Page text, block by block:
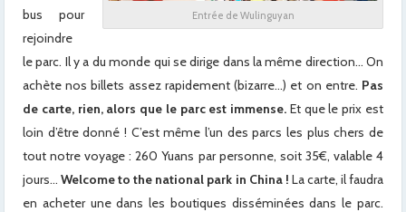
Entrée de Wulinguyan
bus pour
rejoindre
le parc. Il y a du monde qui se dirige dans la même direction… On
achète nos billets assez rapidement (bizarre…) et on entre. Pas
de carte, rien, alors que le parc est immense. Et que le prix est
loin d’être donné ! C’est même l’un des parcs les plus chers de
tout notre voyage : 260 Yuans par personne, soit 35€, valable 4
jours…Welcome to the national park in China ! La carte, il faudra
en acheter une dans les boutiques disséminées dans le parc.